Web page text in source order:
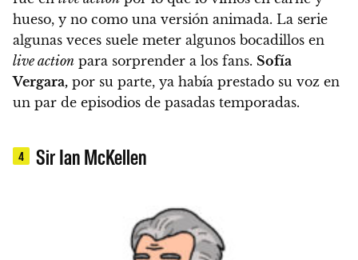
hueso, y no como una versión animada. La serie
algunas veces suele meter algunos bocadillos en
live action para sorprender a los fans. Sofía
Vergara, por su parte, ya había prestado su voz en
un par de episodios de pasadas temporadas.
4 Sir Ian McKellen